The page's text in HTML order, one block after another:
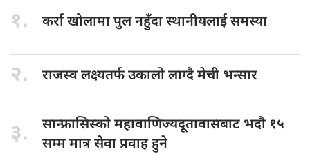
१. कर्रा खोलामापुल नहुँदा स्थानीयलाई समस्या
२. राजस्व लक्ष्यतर्फउकालो लाग्दै मेची भन्सार
३. सान्फ्रासिस्को महावाणिज्यदूतावासबाट भदौ १५
सम्म मात्र सेवा प्रवाह हुने